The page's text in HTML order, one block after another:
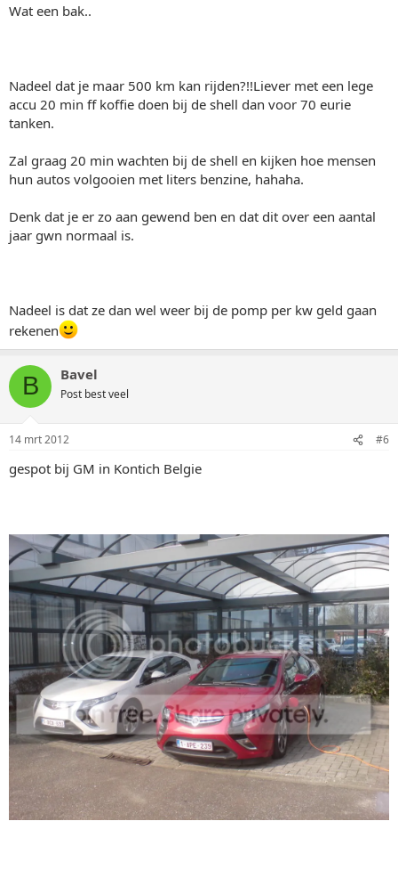
Wat een bak..
Nadeel dat je maar 500 km kan rijden?!!Liever met een lege
accu 20 min ff koffie doen bij de shell dan voor 70 eurie
tanken.
Zal graag 20 min wachten bij de shell en kijken hoe mensen
hun autos volgooien met liters benzine, hahaha.
Denk dat je er zo aan gewend ben en dat dit over een aantal
jaar gwn normaal is.
Nadeel is dat ze dan wel weer bij de pomp per kw geld gaan
rekenen
B Bavel
Post best veel
14 mrt 2012 #6
gespot bij GM in Kontich Belgie